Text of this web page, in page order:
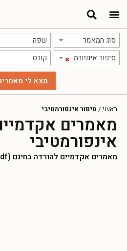
סוג המאמר שפה
×סיפור אינפורמטיבי קורס
ראשי / סיפור אינפורמטיבי
מאמרים
אינפורמטיבי
מאמרים אקדמיים להורדה בחינם (pdf)